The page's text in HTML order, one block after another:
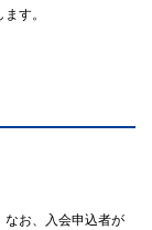
す。
なお、入会申込者が